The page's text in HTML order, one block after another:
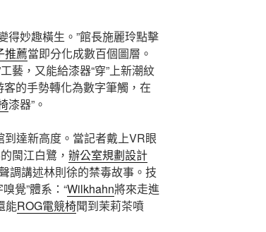
得妙趣橫生。”館長施麗玲點擊
推薦當即分化成數百個圖層。
藝，又能給漆器“穿”上新潮紋
的手勢轉化為數字筆觸，在
漆器”。
達新高度。當記者戴上VR眼
閩江白鷺， 辦公室規劃設計
調講述林則徐的禁毒故事。技
嗅覺”體系：“Wilkhahn將來走進
能ROG電競椅聞到茉莉茶噴